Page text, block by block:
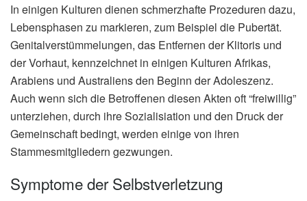
In einigen Kulturen dienen schmerzhafte Prozeduren dazu,
Lebensphasen zu markieren, zum Beispiel die Pubertät.
Genitalverstümmelungen, das Entfernen der Klitoris und
der Vorhaut, kennzeichnet in einigen Kulturen Afrikas,
Arabiens und Australiens den Beginn der Adoleszenz.
Auch wenn sich die Betroffenen diesen Akten oft “freiwillig”
unterziehen, durch ihre Sozialisiation und den Druck der
Gemeinschaft bedingt, werden einige von ihren
Stammesmitgliedern gezwungen.
Symptome der Selbstverletzung